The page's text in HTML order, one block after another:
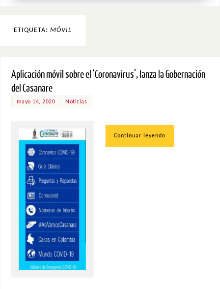
ETIQUETA: MÓVIL
Aplicación móvil sobre el ‘Coronavirus’, lanza la Gobernación
del Casanare
mayo 14, 2020 Noticias
Continuar leyendo